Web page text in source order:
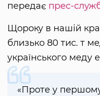
передає прес-
Щороку в нашій
близько 80 тис. т
українського меду
«Проте у